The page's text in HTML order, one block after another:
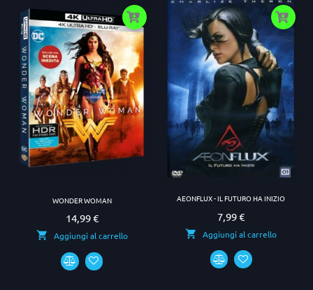
WONDER WOMAN
Prezzo
14,99 €
Aggiungi al carrello
AEONFLUX - IL FUTURO HA INIZIO
Prezzo
7,99 €
Aggiungi al carrello